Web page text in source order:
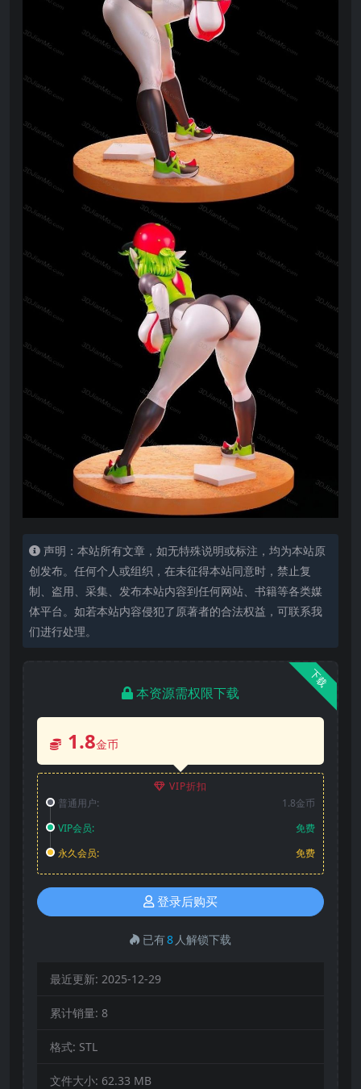
声明：本站所有文章，如无特殊说明或标注，均为本站原
创发布。任何个人或组织，在未征得本站同意时，禁止复
制、盗用、采集、发布本站内容到任何网站、书籍等各类媒
体平台。如若本站内容侵犯了原著者的合法权益，可联系我
们进行处理。
下载
本资源需权限下载
1.8金币
VIP折扣
普通用户:
1.8金币
VIP会员:
免费
永久会员:
免费
登录后购买
已有8 人解锁下载
最近更新: 2025-12-29
累计销量: 8
格式: STL
文件大小: 62.33 MB